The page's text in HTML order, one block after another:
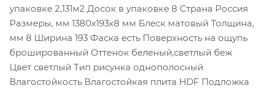
упаковке 2,131м2 Досок в упаковке 8 Страна Россия
Размеры, мм 1380х193х8 мм Блеск матовый Толщина,
мм 8 Ширина 193 Фаска есть Поверхность на ощупь
брошированный Оттенок беленый,светлый беж
Цвет светлый Тип рисунка однополосный
Влагостойкость Влагостойкая плита HDF Подложка